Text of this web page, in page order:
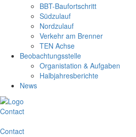
BBT-Baufortschritt
Südzulauf
Nordzulauf
Verkehr am Brenner
TEN Achse
Beobachtungsstelle
Organistation & Aufgaben
Halbjahresberichte
News
Contact
Contact